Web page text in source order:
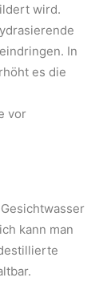
wird.
In
es die
vor
kann man